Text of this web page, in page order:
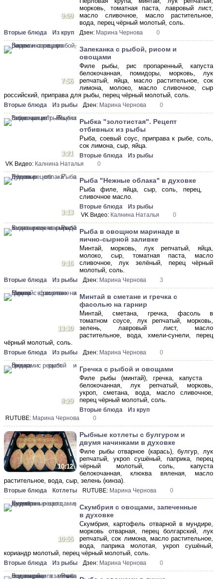
9:09
морковь, томатная паста, лавровый лист,
масло сливочное, масло растительное,
вода, перец чёрный молотый, соль.
Вторые блюда Из круп Дзен: Марина Чернова 0
7:56
Запеканка с рыбой, рисом и
овощами
Филе рыбы, рис пропаренный, капуста
белокочанная, помидоры, морковь, лук
репчатый, яйца, масло растительное, сок
лимона, молоко, масло сливочное, сыр
российский, приправа для рыбы, перец чёрный молотый, соль.
Вторые блюда Из рыбы Дзен: Марина Чернова 0
3:21
Рыбка "золотистая". Рецепт
отбивных из рыбы
Рыба, соевый соус, приправа к рыбе, соль,
сок лимона, сыр, яйца.
Вторые блюда
Из рыбы
VK Видео: Калнина Наталья 0
3:13
Рыба "Нежные облака" в духовке
Рыба филе, яйца, сыр, соль, перец,
сливочное масло.
Вторые блюда
Из рыбы
VK Видео: Калнина Наталья 0
9:16
Рыба в овощном маринаде в
яично-сырной заливке
Минтай, морковь, лук репчатый, яйца,
молоко, сыр, томатная паста, масло
сливочное, лук зелёный, перец чёрный
молотый, соль.
Вторые блюда Из рыбы Дзен: Марина Чернова 3
13:30
Минтай в сметане и гречка с
фасолью на гарнир
Минтай, сметана, гречка, фасоль в
томатном соусе, лук репчатый, морковь,
зелень, лавровый лист, масло
растительное, вода, хмели-сунели, перец
чёрный молотый, соль.
Вторые блюда Из рыбы Дзен: Марина Чернова 0
8:29
Гречка с рыбой и овощами
Филе рыбы (минтай), гречка, капуста
белокочанная, лук репчатый, морковь,
укроп, сметана, вода, масло сливочное,
перец чёрный молотый, соль.
Вторые блюда
Из круп
RUTUBE: Марина Чернова 0
10:12
Рыбные котлеты с булгуром и
двумя начинками в духовке
Филе рыбы отварное (карась), булгур, лук
репчатый, укроп сушёный, паприка, перец
чёрный молотый, соль, капуста
белокочанная, клюква вяленая, масло
растительное, вода, сыр, зелень (кинза).
Вторые блюда Котлеты RUTUBE: Марина Чернова 0
10:55
Скумбрия с овощами, запеченные
в духовке
Скумбрия, картофель отварной в мундире,
морковь отварная, перец болгарский, лук
репчатый, сок лимона, масло растительное,
вода, паприка молотая, укроп сушёный,
кориандр молотый, перец чёрный молотый, соль.
Вторые блюда Из рыбы Дзен: Марина Чернова 0